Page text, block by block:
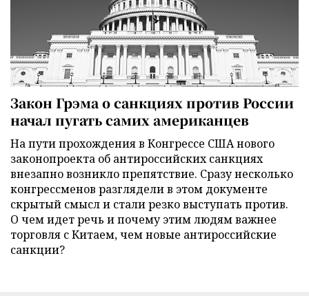
Закон Грэма о санкциях против России
начал пугать самих американцев
На пути прохождения в Конгрессе США нового
законопроекта об антироссийских санкциях
внезапно возникло препятствие. Сразу несколько
конгрессменов разглядели в этом документе
скрытый смысл и стали резко выступать против.
О чем идет речь и почему этим людям важнее
торговля с Китаем, чем новые антироссийские
санкции?